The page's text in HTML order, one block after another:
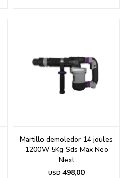
Martillo demoledor 14 joules
1200W 5Kg Sds Max Neo
Next
USD 498,00